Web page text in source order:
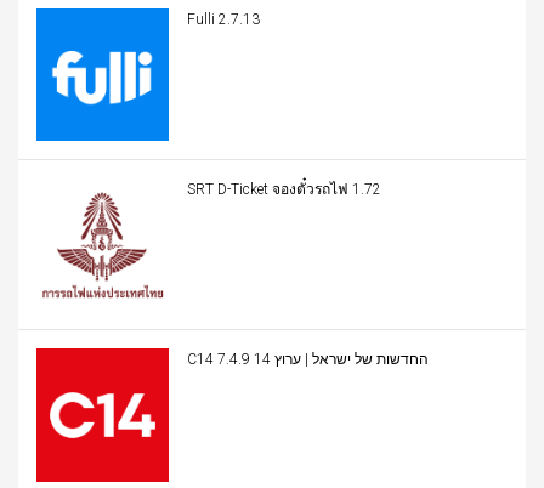
Fulli 2.7.13
SRT D-Ticket จองตั๋วรถไฟ 1.72
C14 החדשות של ישראל | ערוץ 14 7.4.9